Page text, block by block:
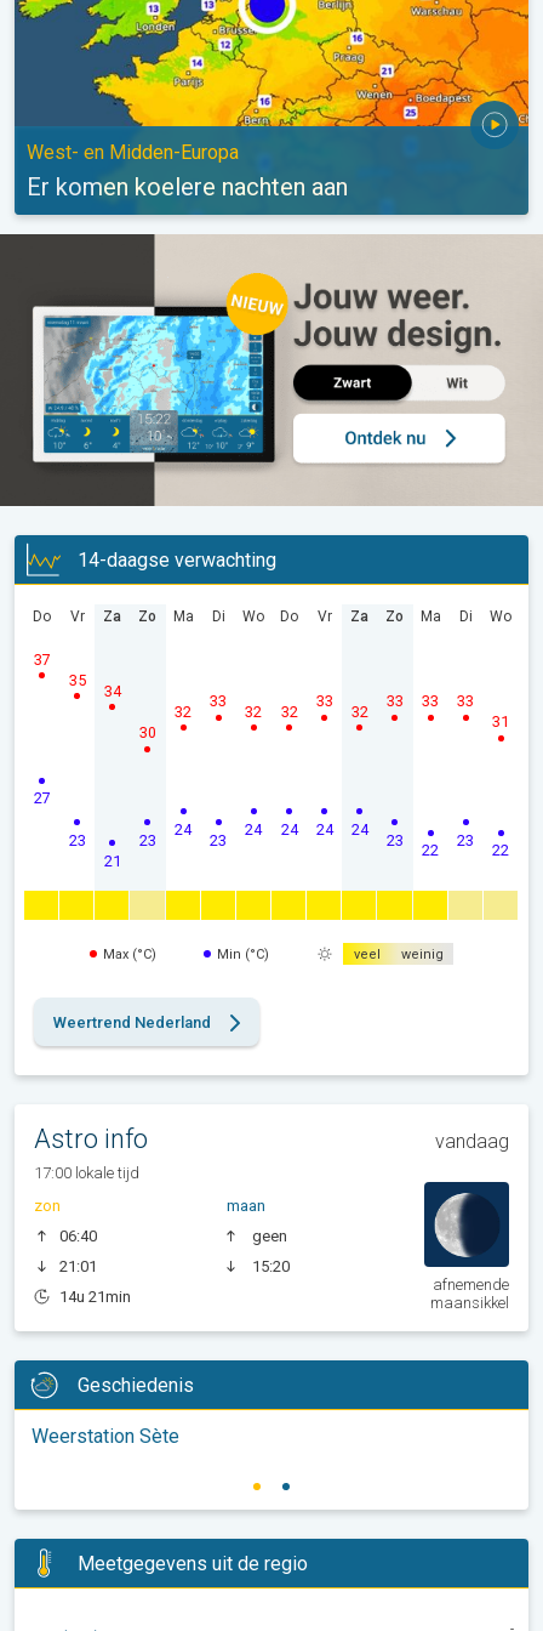
West- en Midden-Europa
Er komen koelere nachten aan
14-daagse verwachting
Do
27
37
Vr
23
35
Za
21
34
Zo
23
30
Ma
24
32
Di
23
33
Wo
24
32
Do
24
32
Vr
24
33
Za
24
32
Zo
23
33
Ma
22
33
Di
23
33
Wo
22
31
Max (°C) Min (°C) veel weinig
Weertrend Nederland
Astro info vandaag
17:00 lokale tijd
zon
06:40
21:01
14u 21min
maan
geen
15:20
afnemende
maansikkel
Geschiedenis
Weerstation Sète
Meetgegevens uit de regio